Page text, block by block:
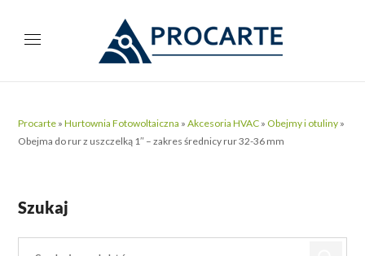
Procarte »Hurtownia Fotowoltaiczna »Akcesoria HVAC » Obejmy i otuliny »
Obejma do rur z uszczelką 1″ – zakres średnicy rur 32-36 mm
Szukaj